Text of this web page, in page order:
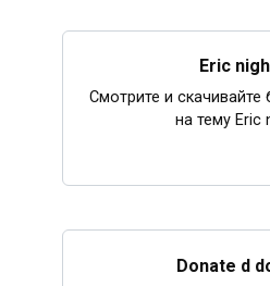
Eric
Смотрите и
на тему Eric
Donate d